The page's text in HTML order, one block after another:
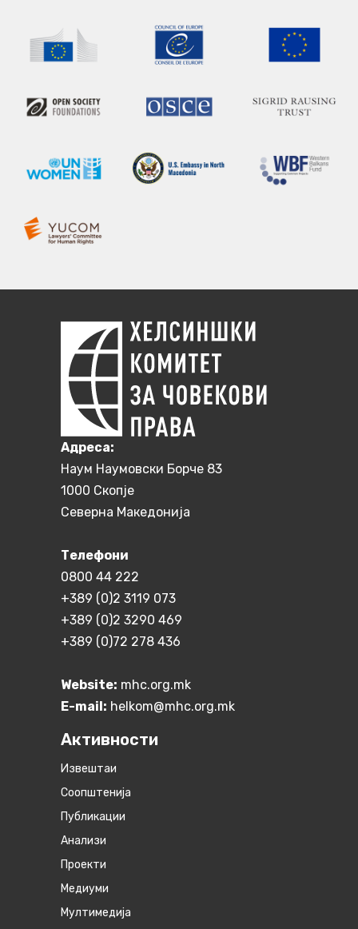
Aдреса:
Наум Наумовски Борче 83
1000 Скопје
Северна Македонија
Телефони
0800 44 222
+389 (0)2 3119 073
+389 (0)2 3290 469
+389 (0)72 278 436
Website: mhc.org.mk
E-mail: helkom@mhc.org.mk
Активности
Извештаи
Соопштенија
Публикации
Анализи
Проекти
Медиуми
Мултимедија